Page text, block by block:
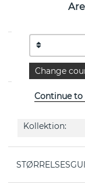
Baguette
guld fra
EGENSKABER
Kollektion:
Change
Continue to